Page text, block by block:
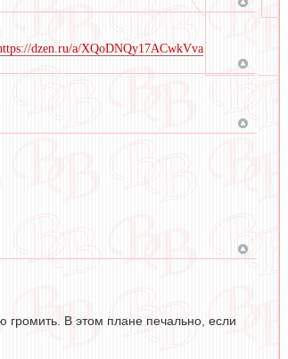
dzen.ru/a/XQoDNQy17ACwkVva
громить. В этом плане печально, если